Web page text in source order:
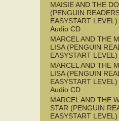
MAISIE AND THE
(PENGUIN
EASYSTART
Audio CD
MARCEL AND THE
LISA (PENGUIN
EASYSTART
MARCEL AND THE
LISA (PENGUIN
EASYSTART
Audio CD
MARCEL AND THE
STAR (PENGUIN
EASYSTART